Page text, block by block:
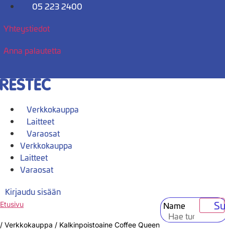
Mene
05 223 2400
Yhteystiedot
Anna palautetta
Verkkokauppa
Laitteet
Varaosat
Verkkokauppa
Laitteet
Varaosat
Kirjaudu sisään
Name
Etusivu
/ Verkkokauppa / Kalkinpoistoaine Coffee Queen